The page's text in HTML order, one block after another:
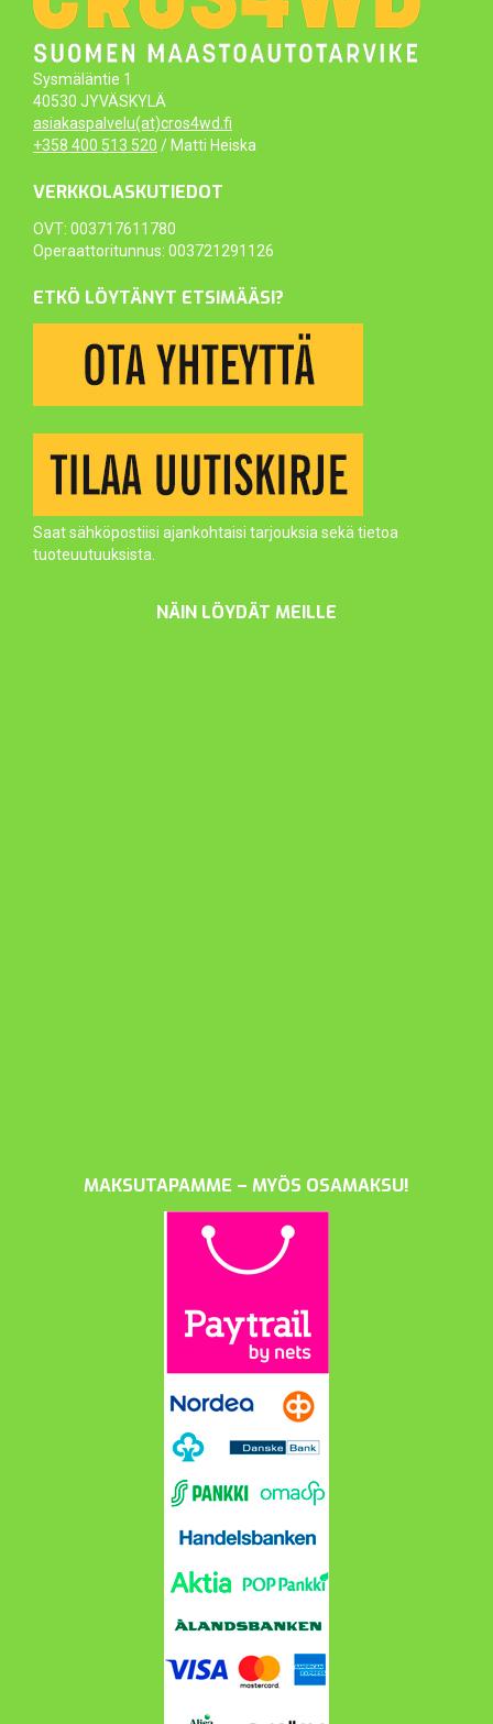
Sysmäläntie 1
40530 JYVÄSKYLÄ
asiakaspalvelu(at)cros4wd.fi
+358 400 513 520 / Matti Heiska
VERKKOLASKUTIEDOT
OVT: 003717611780
Operaattoritunnus: 003721291126
ETKÖ LÖYTÄNYT ETSIMÄÄSI?
Saat sähköpostiisi ajankohtaisi tarjouksia sekä tietoa
tuoteuutuuksista.
NÄIN LÖYDÄT MEILLE
MAKSUTAPAMME – MYÖS OSAMAKSU!